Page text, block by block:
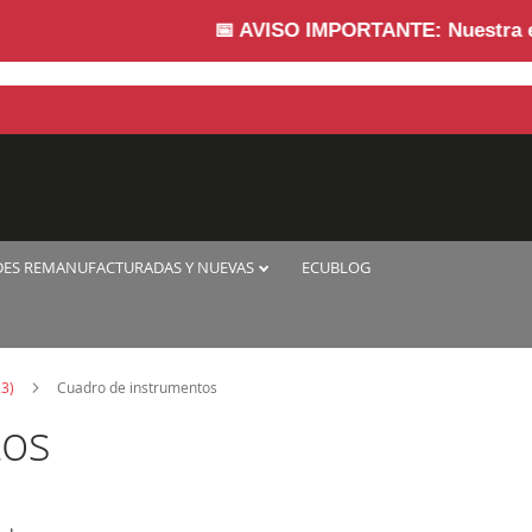
AVISO IMPORTANTE:Nuestra
REMANUFACTURADAS Y NUEVAS ECUBLOG
Cuadro de instrumentos